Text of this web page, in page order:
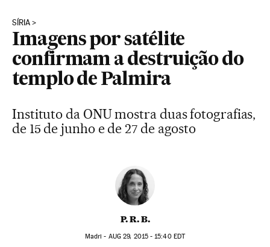
SÍRIA
Imagens por satélite
confirmam a destruição do
templo de Palmira
Instituto da ONU mostra duas fotografias,
de 15 de junho e de 27 de agosto
P. R. B.
Madri - AUG 29, 2015 - 15:40EDT